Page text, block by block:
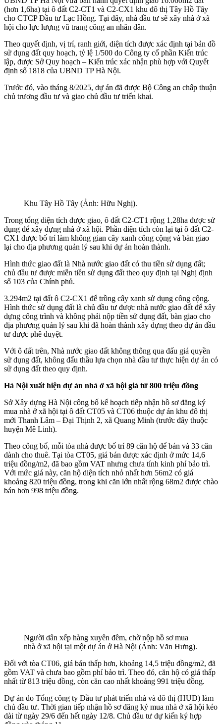
(hơn 1,6ha) tại ô đất C2-CT1 và C2-CX1 khu đô thị Tây Hồ Tây
cho CTCP Đầu tư Lạc Hồng. Tại đây, nhà đầu tư sẽ xây nhà ở xã
hội cho lực lượng vũ trang công an nhân dân.
Theo quyết định, vị trí, ranh giới, diện tích được xác định tại bản đồ
sử dụng đất quy hoạch, tỷ lệ 1/500 do Công ty cổ phần Kiến trúc
lập, được Sở Quy hoạch – Kiến trúc xác nhận phù hợp với Quyết
định số 1818 của UBND TP Hà Nội.
Trước đó, vào tháng 8/2025, dự án đã được Bộ Công an chấp thuận
chủ trương đầu tư và giao chủ đầu tư triển khai.
Khu Tây Hồ Tây (Ảnh: Hữu Nghị).
Trong tổng diện tích được giao, ô đất C2-CT1 rộng 1,28ha được sử
dụng để xây dựng nhà ở xã hội. Phần diện tích còn lại tại ô đất C2-
CX1 được bố trí làm không gian cây xanh công cộng và bàn giao
lại cho địa phương quản lý sau khi dự án hoàn thành.
Hình thức giao đất là Nhà nước giao đất có thu tiền sử dụng đất;
chủ đầu tư được miễn tiền sử dụng đất theo quy định tại Nghị định
số 103 của Chính phủ.
3.294m2 tại đất ô C2-CX1 để trồng cây xanh sử dụng công cộng.
Hình thức sử dụng đất là chủ đầu tư được nhà nước giao đất để xây
dựng công trình và không phải nộp tiền sử dụng đất, bàn giao cho
địa phương quản lý sau khi đã hoàn thành xây dựng theo dự án đầu
tư được phê duyệt.
Với ô đất trên, Nhà nước giao đất không thông qua đấu giá quyền
sử dụng đất, không đấu thầu lựa chọn nhà đầu tư thực hiện dự án có
sử dụng đất theo quy định.
Hà Nội xuất hiện dự án nhà ở xã hội giá từ 800 triệu đồng
Sở Xây dựng Hà Nội công bố kế hoạch tiếp nhận hồ sơ đăng ký
mua nhà ở xã hội tại ô đất CT05 và CT06 thuộc dự án khu đô thị
mới Thanh Lâm – Đại Thịnh 2, xã Quang Minh (trước đây thuộc
huyện Mê Linh).
Theo công bố, mỗi tòa nhà được bố trí 89 căn hộ để bán và 33 căn
dành cho thuê. Tại tòa CT05, giá bán được xác định ở mức 14,6
triệu đồng/m2, đã bao gồm VAT nhưng chưa tính kinh phí bảo trì.
Với mức giá này, căn hộ diện tích nhỏ nhất hơn 56m2 có giá
khoảng 820 triệu đồng, trong khi căn lớn nhất rộng 68m2 được chào
bán hơn 998 triệu đồng.
Người dân xếp hàng xuyên đêm, chờ nộp hồ sơ mua
nhà ở xã hội tại một dự án ở Hà Nội (Ảnh: Văn Hưng).
Đối với tòa CT06, giá bán thấp hơn, khoảng 14,5 triệu đồng/m2, đã
gồm VAT và chưa bao gồm phí bảo trì. Theo đó, căn hộ có giá thấp
nhất từ 813 triệu đồng, còn căn cao nhất khoảng 991 triệu đồng.
Dự án do Tổng công ty Đầu tư phát triển nhà và đô thị (HUD) làm
chủ đầu tư. Thời gian tiếp nhận hồ sơ đăng ký mua nhà ở xã hội kéo
dài từ ngày 29/6 đến hết ngày 12/8. Chủ đầu tư dự kiến ký hợp